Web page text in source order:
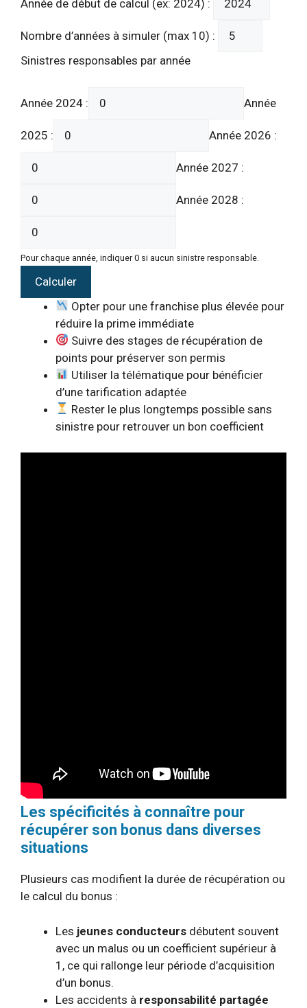
Année de début de calcul (ex: 2024) :
Nombre d’années à simuler (max 10) :
Sinistres responsables par année
Année 2024 : Année
2025 : Année 2026 :
Année 2027 :
Année 2028 :
Pour chaque année, indiquer 0 si aucun sinistre responsable.
Calculer
Opter pour une franchise plus élevée pour
réduire la prime immédiate
Suivre des stages de récupération de
points pour préserver son permis
Utiliser la télématique pour bénéficier
d’une tarification adaptée
Rester le plus longtemps possible sans
sinistre pour retrouver un bon coefficient
Les spécificités à connaître pour
récupérer son bonus dans diverses
situations
Plusieurs cas modifient la durée de récupération ou
le calcul du bonus :
Les jeunes conducteurs débutent souvent
avec un malus ou un coefficient supérieur à
1, ce qui rallonge leur période d’acquisition
d’un bonus.
Les accidents à responsabilité partagée